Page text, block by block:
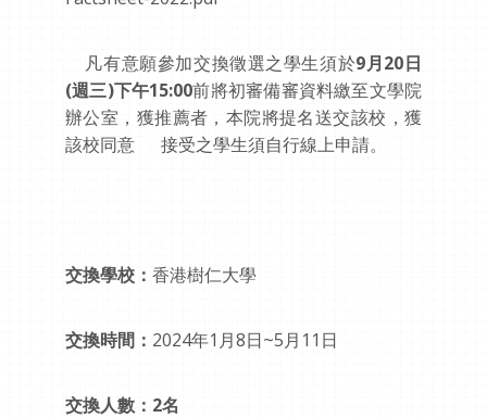
凡有意願參加交換徵選之學生須於9月20日
(週三)下午15:00前將初審備審資料繳至文學院
辦公室，獲推薦者，本院將提名送交該校，獲
該校同意 接受之學生須自行線上申請。
交換學校： 香港樹仁大學
交換時間： 2024年1月8日~5月11日
交換人數：2名